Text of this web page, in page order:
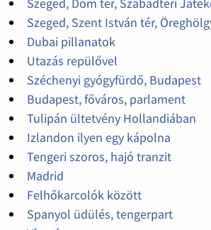
Szeged, Szent István tér,
Dubai pillanatok
Utazás repülővel
Széchenyi gyógyfürdő, Budapest
Budapest, főváros, parlament
Tulipán ültetvény Hollandiában
Izlandon ilyen egy kápolna
Tengeri szoros, hajó tranzit
Madrid
Felhőkarcolók között
Spanyol üdülés, tengerpart